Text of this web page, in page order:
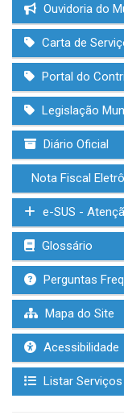
Ouvidoria do
Carta de
Portal do
Legislação
Diário Oficial
Nota Fiscal
e-SUS -
Glossário
Perguntas
Mapa do Site
Acessibilidade
Listar Serviços